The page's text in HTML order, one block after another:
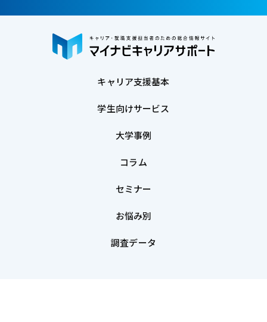
キャリア支援基本
学生向けサービス
大学事例
コラム
セミナー
お悩み別
調査データ